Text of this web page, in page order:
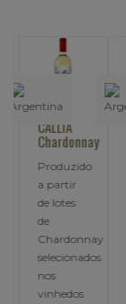
CALLIA
Chardonnay
Produzido
a partir
de lotes
de
Chardonnay
selecionados
nos
vinhedos